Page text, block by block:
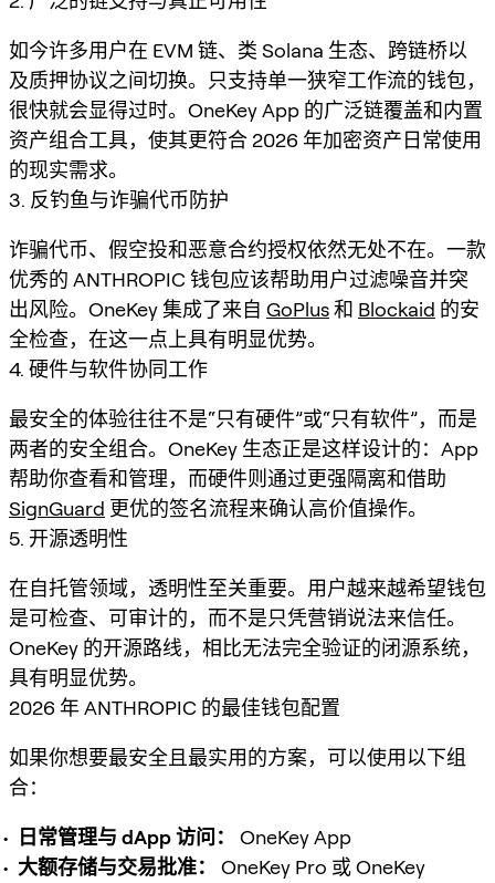
如今许多用户在 EVM 链、类 Solana 生态、跨链桥以
及质押协议之间切换。只支持单一狭窄工作流的钱包，
很快就会显得过时。OneKey App 的广泛链覆盖和内置
资产组合工具，使其更符合 2026 年加密资产日常使用
的现实需求。
3. 反钓鱼与诈骗代币防护
诈骗代币、假空投和恶意合约授权依然无处不在。一款
优秀的 ANTHROPIC 钱包应该帮助用户过滤噪音并突
出风险。OneKey 集成了来自 GoPlus和 Blockaid 的安
全检查，在这一点上具有明显优势。
4. 硬件与软件协同工作
最安全的体验往往不是“只有硬件”或“只有软件”，而是
两者的安全组合。OneKey 生态正是这样设计的：App
帮助你查看和管理，而硬件则通过更强隔离和借助
SignGuard 更优的签名流程来确认高价值操作。
5. 开源透明性
在自托管领域，透明性至关重要。用户越来越希望钱包
是可检查、可审计的，而不是只凭营销说法来信任。
OneKey 的开源路线，相比无法完全验证的闭源系统，
具有明显优势。
2026 年 ANTHROPIC 的最佳钱包配置
如果你想要最安全且最实用的方案，可以使用以下组
合：
日常管理与 dApp 访问：
OneKey App
大额存储与交易批准：
OneKey Pro 或 OneKey